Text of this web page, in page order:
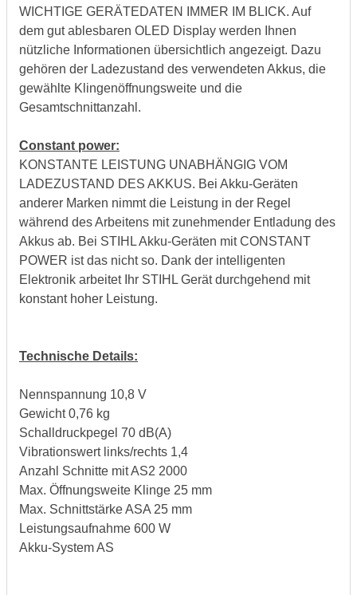
WICHTIGE GERÄTEDATEN IMMER IM BLICK. Auf
dem gut ablesbaren OLED Display werden Ihnen
nützliche Informationen übersichtlich angezeigt. Dazu
gehören der Ladezustand des verwendeten Akkus, die
gewählte Klingenöffnungsweite und die
Gesamtschnittanzahl.
Constant power:
KONSTANTE LEISTUNG UNABHÄNGIG VOM
LADEZUSTAND DES AKKUS. Bei Akku-Geräten
anderer Marken nimmt die Leistung in der Regel
während des Arbeitens mit zunehmender Entladung des
Akkus ab. Bei STIHL Akku-Geräten mit CONSTANT
POWER ist das nicht so. Dank der intelligenten
Elektronik arbeitet Ihr STIHL Gerät durchgehend mit
konstant hoher Leistung.
Technische Details:
Nennspannung 10,8 V
Gewicht 0,76 kg
Schalldruckpegel 70 dB(A)
Vibrationswert links/rechts 1,4
Anzahl Schnitte mit AS2 2000
Max. Öffnungsweite Klinge 25 mm
Max. Schnittstärke ASA 25 mm
Leistungsaufnahme 600 W
Akku-System AS